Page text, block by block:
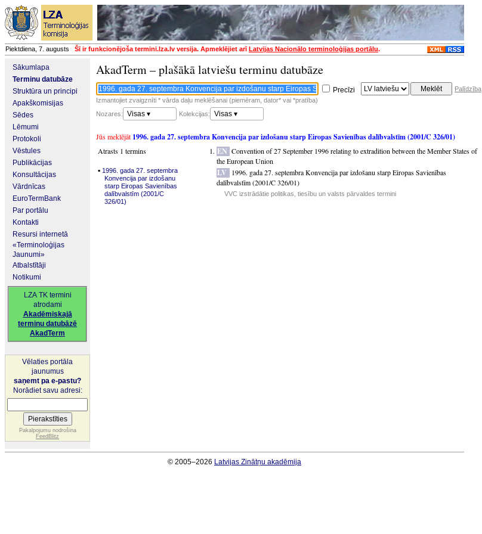
Piektdiena, 7. augusts Šī ir funkcionējoša termini.lza.lv versija. Apmeklējiet arīLatvijas Nacionālo terminoloģijas portālu.
Sākumlapa
Terminu datubāze
Struktūra un principi
Apakškomisijas
Sēdes
Lēmumi
Protokoli
Vēstules
Publikācijas
Konsultācijas
Vārdnīcas
EuroTermBank
Par portālu
Kontakti
Resursi internetā
«Terminoloģijas
Jaunumi»
Atbalstītāji
Notikumi
LZA TK termini
atrodami
Akadēmiskajā
terminu datubāzē
AkadTerm
Vēlaties portāla
jaunumus
saņemt pa e-pastu?
Norādiet savu adresi:
Pakalpojumu nodrošina
FeedBlitz
AkadTerm – plašākā latviešu terminu datubāze
Precīzi
Palīdzība
Izmantojiet zvaigznīti * vārda daļu meklēšanai (piemēram, dator* vai *pratība)
Nozares:
Visas ▾ Kolekcijas: Visas ▾
Jūs meklējāt 1996. gada 27. septembra Konvencija par izdošanu starp Eiropas Savienības dalībvalstīm (2001/C 326/01)
Atrasts 1 termins
▪ 1996. gada 27. septembra
Konvencija par izdošanu
starp Eiropas Savienības
dalībvalstīm (2001/C
326/01)
EN Convention of 27 September 1996 relating to extradition between the Member States of
the European Union
LV
1996. gada 27. septembra Konvencija par izdošanu starp Eiropas Savienības
dalībvalstīm (2001/C 326/01)
VVC izstrādātie politikas, tiesību un valsts pārvaldes termini
© 2005–2026 Latvijas Zinātņu akadēmija